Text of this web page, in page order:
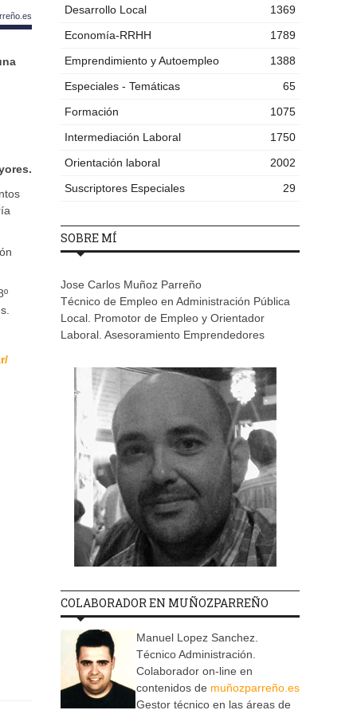
Desarrollo Local
1369
Economía-RRHH
1789
Emprendimiento y Autoempleo
1388
Especiales - Temáticas
65
Formación
1075
Intermediación Laboral
1750
Orientación laboral
2002
Suscriptores Especiales
29
SOBRE MÍ
Jose Carlos Muñoz Parreño
Técnico de Empleo en Administración Pública
Local. Promotor de Empleo y Orientador
Laboral. Asesoramiento Emprendedores
COLABORADOR EN MUÑOZPARREÑO
Manuel Lopez Sanchez.
Técnico Administración.
Colaborador on-line en
contenidos de muñozparreño.es
Gestor técnico en las áreas de